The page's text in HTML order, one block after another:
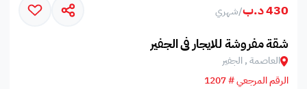
430 د.ب /شهري
شقة مفروشة للايجار في الجفير
العاصمة , الجفير
الرقم المرجعي # 1207